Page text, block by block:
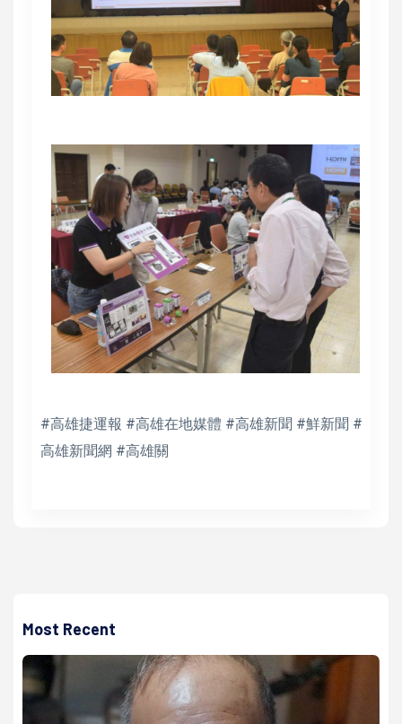
#高雄捷運報 #高雄在地媒體 #高雄新聞 #鮮新聞 #
高雄新聞網 #高雄關
Most Recent